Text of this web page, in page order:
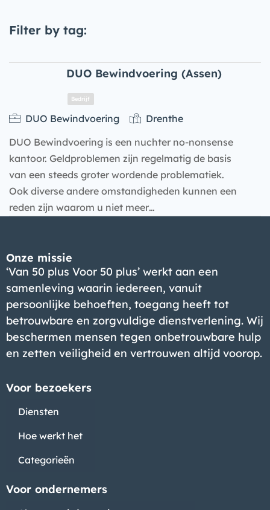
Filter by tag:
DUO Bewindvoering (Assen)
Bedrijf
DUO Bewindvoering
Drenthe
DUO Bewindvoering is een nuchter no-nonsense
kantoor. Geldproblemen zijn regelmatig de basis
van een steeds groter wordende problematiek.
Ook diverse andere omstandigheden kunnen een
reden zijn waarom u niet meer…
Onze missie
‘Van 50 plus Voor 50 plus’ werkt aan een
samenleving waarin iedereen, vanuit
persoonlijke behoeften, toegang heeft tot
betrouwbare en zorgvuldige dienstverlening. Wij
beschermen mensen tegen onbetrouwbare hulp
en zetten veiligheid en vertrouwen altijd voorop.
Voor bezoekers
Diensten
Hoe werkt het
Categorieën
Voor ondernemers